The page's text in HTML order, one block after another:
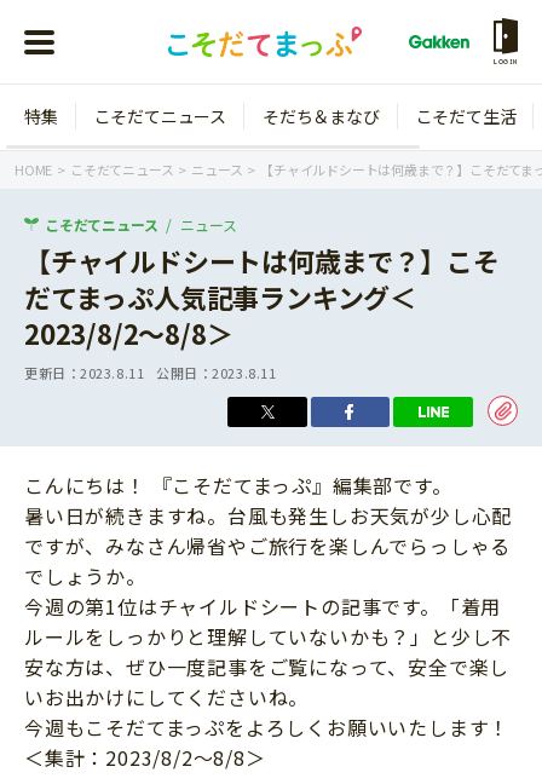
LOGIN
年齢から探す
3歳
年中
年長
小学1年生
小学2年生
小学3年生
小学4年生
小学5年生
イベント
ニュース
そだち＆まなび
ワーク・ドリル
幼稚園・保育園
小学校
科学・プログラミング
教育・学習
こそだて生活
住まい
ファッション・美容
行事・イベント
トラブル
こそだてマンガ
特集 こそだてニュース そだち＆まなび こそだて生活
HOME こそだてニュース ニュース 【チャイルドシートは何歳まで？】こそだて
こそだてニュース ニュース
【チャイルドシートは何歳まで？】こそ
だてまっぷ人気記事ランキング＜
2023/8/2～8/8＞
更新日：2023.8.11 公開日：2023.8.11
こんにちは！ 『こそだてまっぷ』編集部です。
暑い日が続きますね。台風も発生しお天気が少し心配
ですが、みなさん帰省やご旅行を楽しんでらっしゃる
でしょうか。
今週の第1位はチャイルドシートの記事です。「着用
ルールをしっかりと理解していないかも？」と少し不
安な方は、ぜひ一度記事をご覧になって、安全で楽し
いお出かけにしてくださいね。
今週もこそだてまっぷをよろしくお願いいたします！
＜集計：2023/8/2～8/8＞